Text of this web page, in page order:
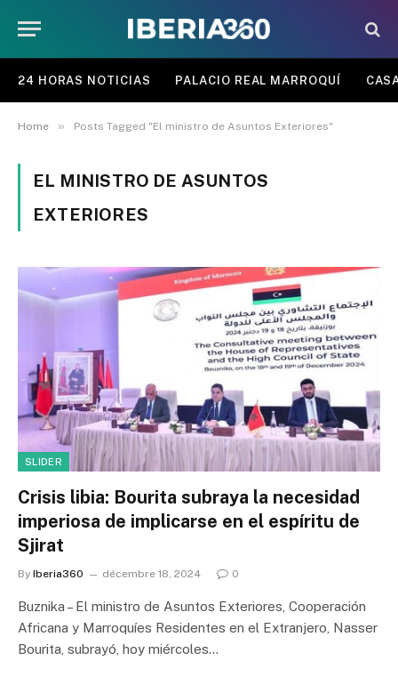
24 HORAS NOTICIAS PALACIO REAL MARROQUÍ
Home » Posts Tagged "El ministro de Asuntos Exteriores"
EL MINISTRO DE ASUNTOS
EXTERIORES
SLIDER
Crisis libia: Bourita subraya la necesidad
imperiosa de implicarse en el espíritu de
Sjirat
By Iberia360 décembre 18, 2024 0
Buznika – El ministro de Asuntos Exteriores, Cooperación
Africana y Marroquíes Residentes en el Extranjero, Nasser
Bourita, subrayó, hoy miércoles…